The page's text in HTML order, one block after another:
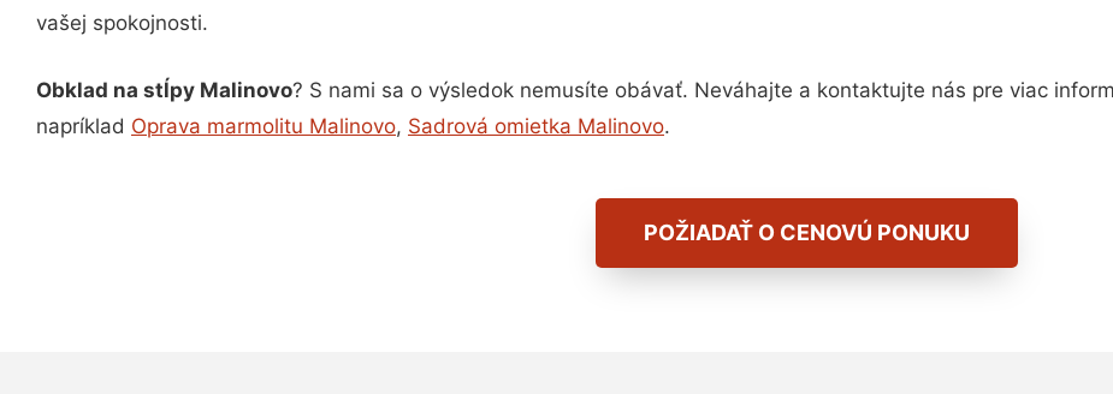
vašej spokojnosti.
Obklad na stĺpy Malinovo? S nami sa o výsledok nemusíte obávať. Neváhajte a kontaktujte nás pre viac
napríklad Oprava marmolitu Malinovo, Sadrová omietka Malinovo.
POŽIADAŤ O CENOVÚ PONUKU